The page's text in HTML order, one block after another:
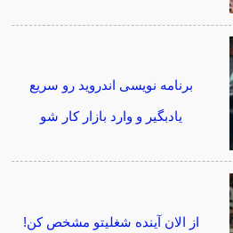
برنامه نویسی اندروید رو سریع
یادبگیر و وارد بازار کار شو
از الان آینده شغلیتو مشخص کن!